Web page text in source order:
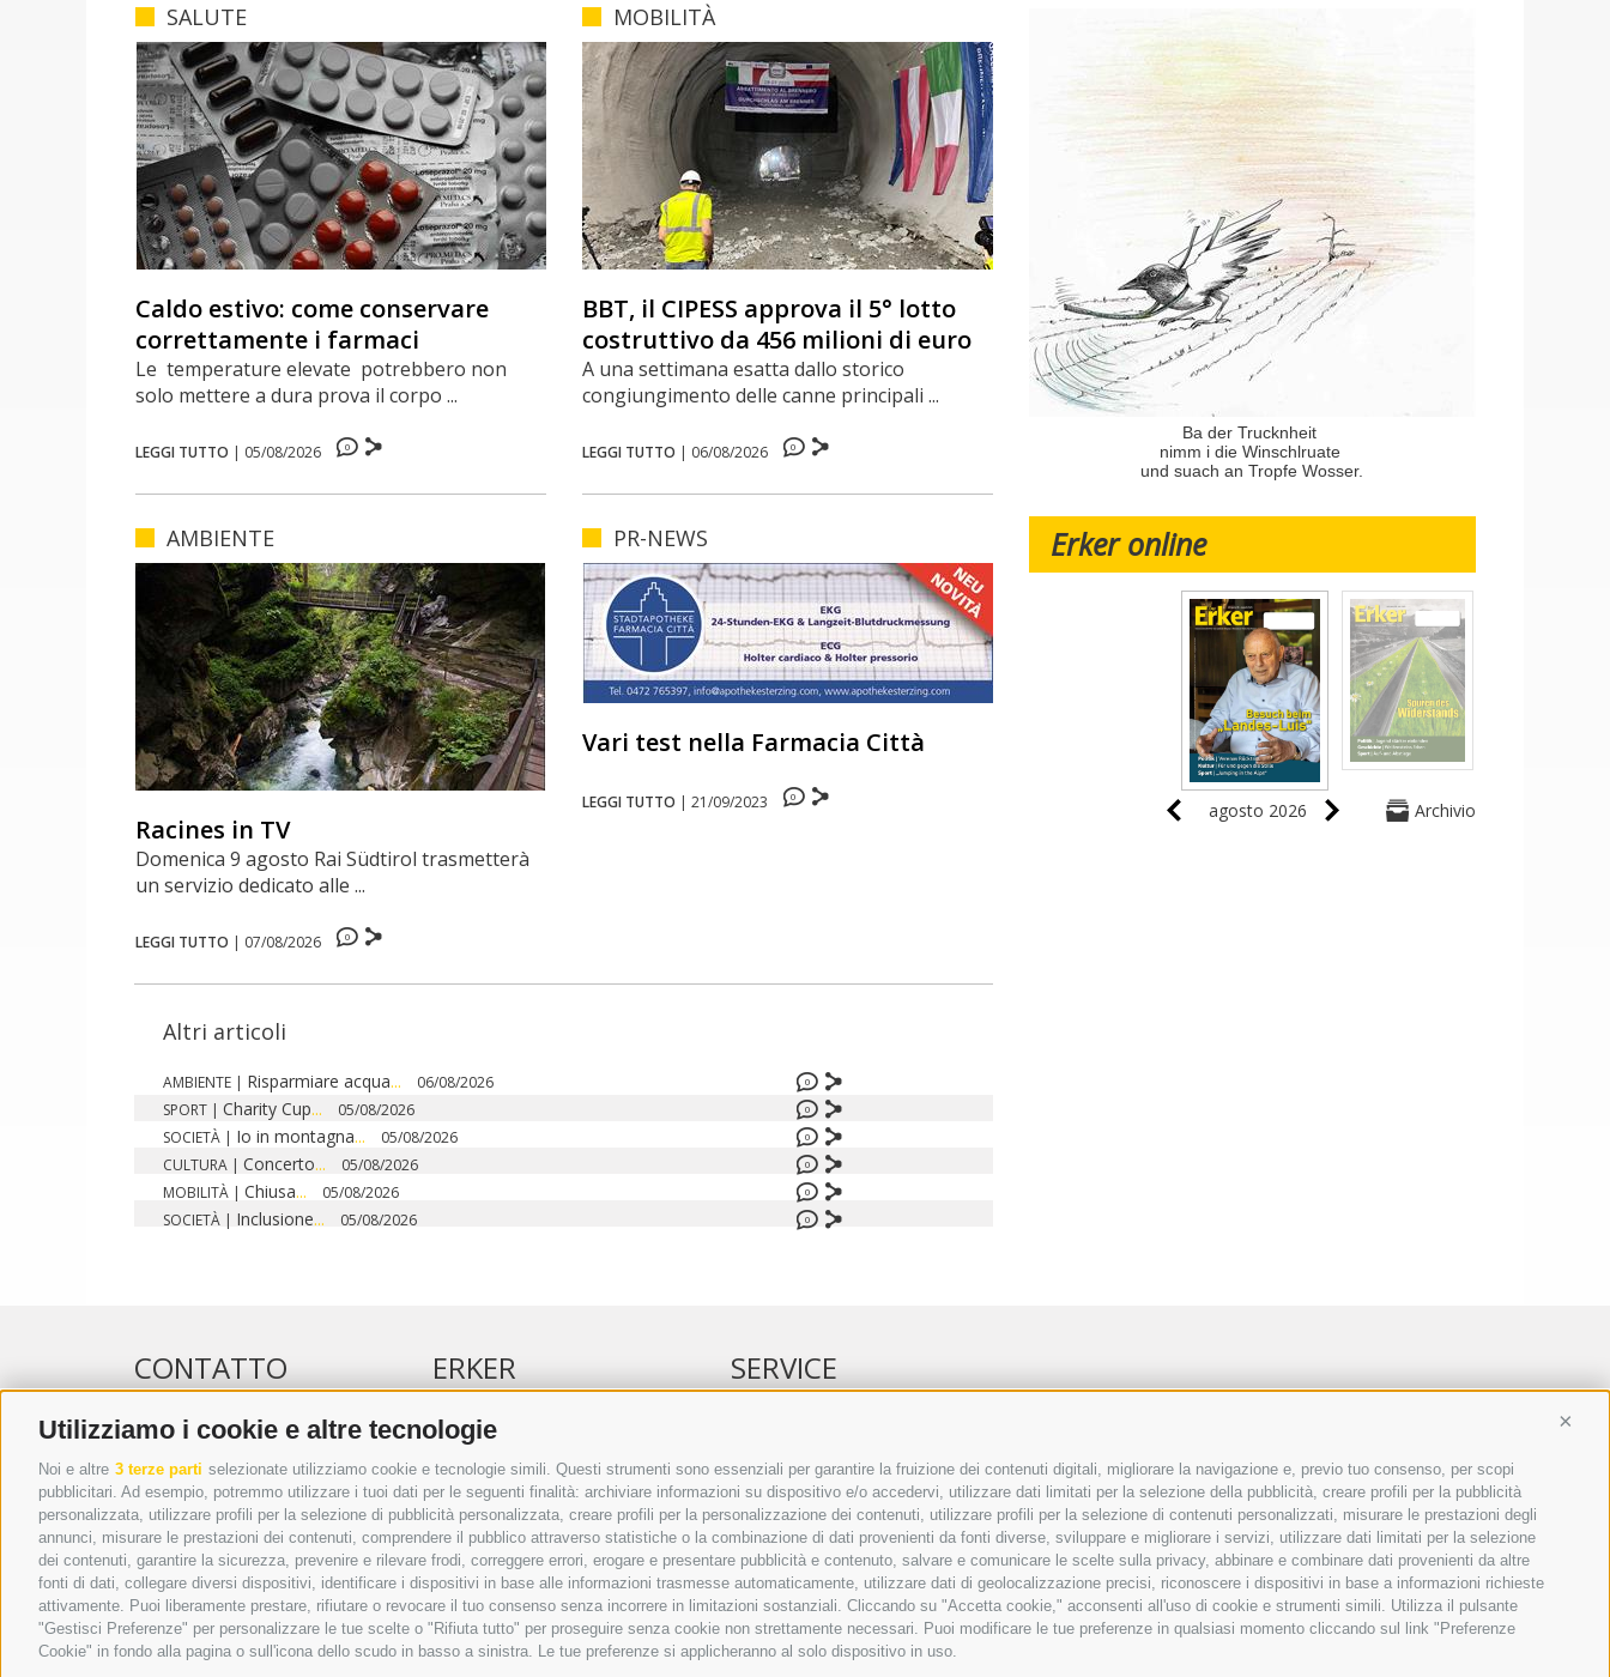
Utilizziamo i cookie e altre tecnologie
Noi e altre 3 terze parti selezionate utilizziamo cookie e tecnologie simili. Questi strumenti sono essenziali per garantire la fruizione dei contenuti digitali, migliorare la navigazione e, previo tuo consenso, per scopi
pubblicitari. Ad esempio, potremmo utilizzare i tuoi dati per le seguenti finalità: archiviare informazioni su dispositivo e/o accedervi, utilizzare dati limitati per la selezione della pubblicità, creare profili per la pubblicità
personalizzata, utilizzare profili per la selezione di pubblicità personalizzata, creare profili per la personalizzazione dei contenuti, utilizzare profili per la selezione di contenuti personalizzati, misurare le prestazioni degli
annunci, misurare le prestazioni dei contenuti, comprendere il pubblico attraverso statistiche o la combinazione di dati provenienti da fonti diverse, sviluppare e migliorare i servizi, utilizzare dati limitati per la selezione
dei contenuti, garantire la sicurezza, prevenire e rilevare frodi, correggere errori, erogare e presentare pubblicità e contenuto, salvare e comunicare le scelte sulla privacy, abbinare e combinare dati provenienti da altre
fonti di dati, collegare diversi dispositivi, identificare i dispositivi in base alle informazioni trasmesse automaticamente, utilizzare dati di geolocalizzazione precisi, riconoscere i dispositivi in base a informazioni richieste
attivamente. Puoi liberamente prestare, rifiutare o revocare il tuo consenso senza incorrere in limitazioni sostanziali. Cliccando su "Accetta cookie," acconsenti all'uso di cookie e strumenti simili. Utilizza il pulsante
"Gestisci Preferenze" per personalizzare le tue scelte o "Rifiuta tutto" per proseguire senza cookie non strettamente necessari. Puoi modificare le tue preferenze in qualsiasi momento cliccando sul link "Preferenze
Cookie" in fondo alla pagina o sull'icona dello scudo in basso a sinistra. Le tue preferenze si applicheranno al solo dispositivo in uso.
SALUTE
Caldo estivo: come conservare
correttamente i farmaci
Le temperature elevate potrebbero non
solo mettere a dura prova il corpo ...
LEGGI TUTTO | 05/08/2026 0
MOBILITÀ
BBT, il CIPESS approva il 5° lotto
costruttivo da 456 milioni di euro
A una settimana esatta dallo storico
congiungimento delle canne principali ...
LEGGI TUTTO | 06/08/2026 0
AMBIENTE
Racines in TV
Domenica 9 agosto Rai Südtirol trasmetterà
un servizio dedicato alle ...
LEGGI TUTTO | 07/08/2026 0
PR-NEWS
Vari test nella Farmacia Città
LEGGI TUTTO | 21/09/2023 0
Altri articoli
AMBIENTE | Risparmiare acqua... 06/08/2026 0
SPORT | Charity Cup... 05/08/2026 0
SOCIETÀ | Io in montagna... 05/08/2026 0
CULTURA | Concerto... 05/08/2026 0
MOBILITÀ | Chiusa... 05/08/2026 0
SOCIETÀ | Inclusione... 05/08/2026 0
Ba der Trucknheit
nimm i die Winschlruate
und suach an Tropfe Wosser.
Erker online
agosto 2026 Archivio
CONTATTO
WIPP-MEDIA GMBH
DER ERKER
CITTÀ NUOVA 20A
I-39049 VIPITENO
TEL.: +39 0472 766876
GRAFIK@DERERKER.IT
INFO@DERERKER.IT
BARBARA.FONTANA@DERERKER.IT
ERKER
PUBBLICITÀ NELL’ERKER
PUBBLICITÀ ONLINE
ADDEBITO DIRETTO SEPA
REGOLAMENTO COMMENTI
ONLINE VOTING
SERVICE
ANNUNCI
LINK UTILI
METEO
WEBCAM
VIDEO
NECROLOGI